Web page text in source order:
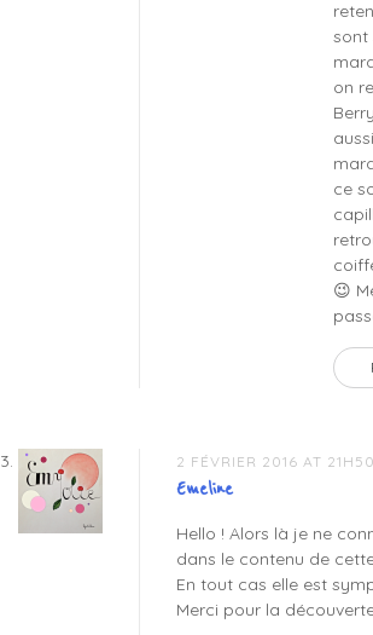
sont
on
ce
😉
2 FÉVRIER 2016 AT 21H50
Emeline
Hello ! Alors là je ne
dans le contenu de
En tout cas elle est
Merci pour la